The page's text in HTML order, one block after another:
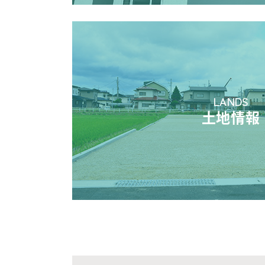
LANDS
土地情報